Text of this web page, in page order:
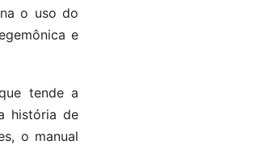
o uso do
e
tende a
história de
o manual